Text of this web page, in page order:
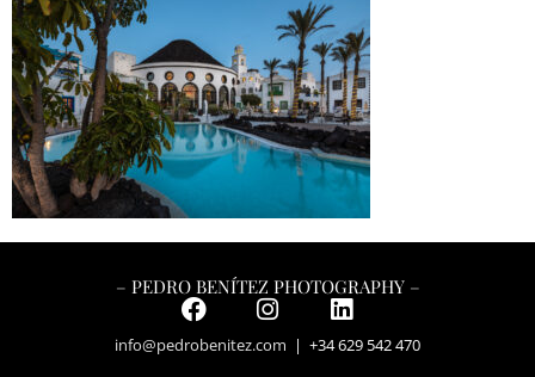
– PEDRO BENÍTEZ PHOTOGRAPHY –
info@pedrobenitez.com | +34 629 542 470